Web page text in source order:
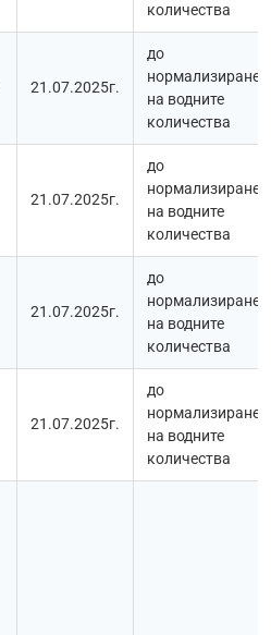
количества
21.07.2025г.
до
нормализиране
на водните
количества
21.07.2025г.
до
нормализиране
на водните
количества
21.07.2025г.
до
нормализиране
на водните
количества
21.07.2025г.
до
нормализиране
на водните
количества